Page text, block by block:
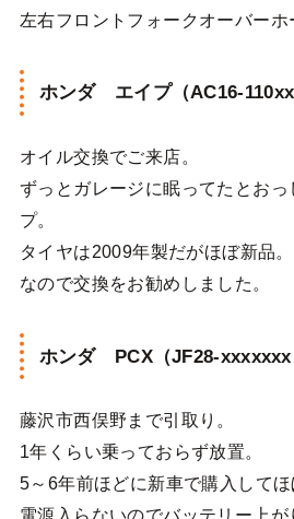
左右フロントフォークオーバーホ
ホンダ エイプ（AC16-
オイル交換でご来店。
ずっとガレージに眠ってたとおっ
プ。
タイヤは2009年製だがほぼ新品
なので交換をお勧めしました。
ホンダ PCX（JF28-xxxxxxx
藤沢市西俣野まで引取り。
1年くらい乗っておらず放置。
5～6年前ほどに新車で購入してほ
電源入らないのでバッテリー上が